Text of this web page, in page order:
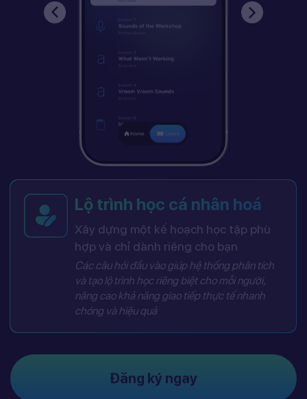
Lộ trình học cá nhân hoá
Xây dựng một kế hoạch học tập phù
hợp và chỉ dành riêng cho bạn
Các câu hỏi đầu vào giúp hệ thống phân tích
và tạo lộ trình học riêng biệt cho mỗi người,
nâng cao khả năng giao tiếp thực tế nhanh
chóng và hiệu quả
Đăng ký ngay